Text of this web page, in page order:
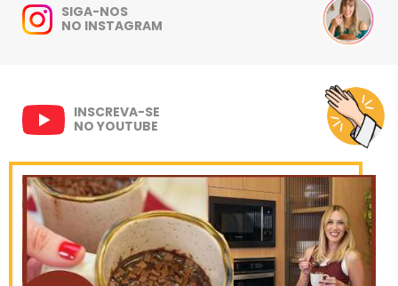
SIGA-NOS
NO INSTAGRAM
INSCREVA-SE
NO YOUTUBE